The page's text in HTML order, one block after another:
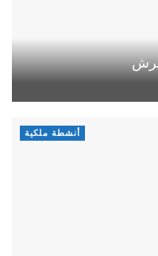
أنشطة ملكية